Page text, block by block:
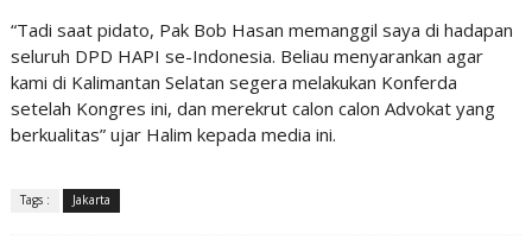
“Tadi saat pidato, Pak Bob Hasan memanggil saya di hadapan
seluruh DPD HAPI se-Indonesia. Beliau menyarankan agar
kami di Kalimantan Selatan segera melakukan Konferda
setelah Kongres ini, dan merekrut calon calon Advokat yang
berkualitas” ujar Halim kepada media ini.
Tags : Jakarta